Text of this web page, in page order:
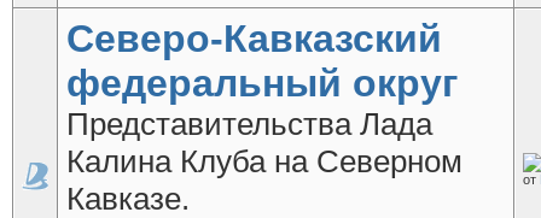
Северо-Кавказский
федеральный округ
Представительства Лада
Калина Клуба на Северном
Кавказе.
от